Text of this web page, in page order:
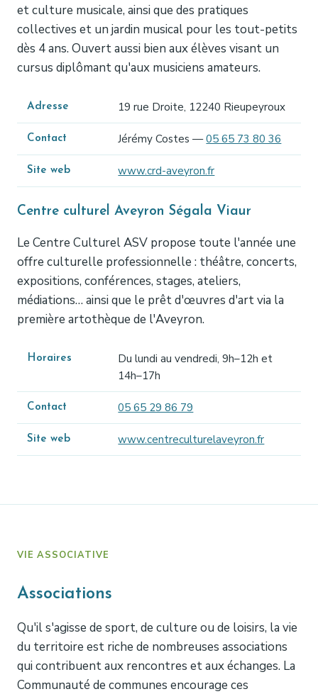
et culture musicale, ainsi que des pratiques
collectives et un jardin musical pour les tout-petits
dès 4 ans. Ouvert aussi bien aux élèves visant un
cursus diplômant qu'aux musiciens amateurs.
Adresse 19 rue Droite, 12240 Rieupeyroux
Contact Jérémy Costes —05 65 73 80 36
Site web www.crd-aveyron.fr
Centre culturel Aveyron Ségala Viaur
Le Centre Culturel ASV propose toute l'année une
offre culturelle professionnelle : théâtre, concerts,
expositions, conférences, stages, ateliers,
médiations… ainsi que le prêt d'œuvres d'art via la
première artothèque de l'Aveyron.
Horaires
Du lundi au vendredi, 9h–12h et
14h–17h
Contact 05 65 29 86 79
Site web www.centreculturelaveyron.fr
VIE ASSOCIATIVE
Associations
Qu'il s'agisse de sport, de culture ou de loisirs, la vie
du territoire est riche de nombreuses associations
qui contribuent aux rencontres et aux échanges. La
Communauté de communes encourage ces